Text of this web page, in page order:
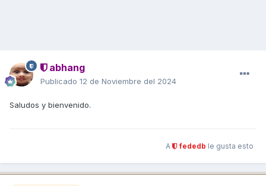
abhang
Publicado 12 de Noviembre del 2024
Saludos y bienvenido.
A fededb le gusta esto